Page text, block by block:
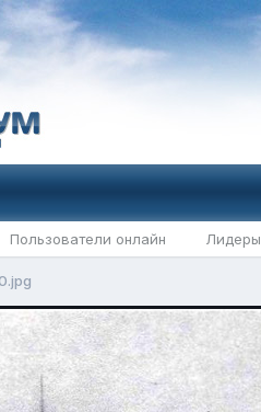
Пользователи онлайн Лидеры